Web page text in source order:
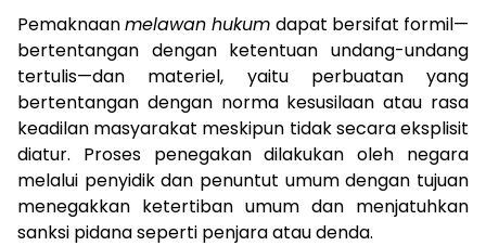
Pemaknaanmelawan hukum dapat bersifat formil—
bertentangan dengan ketentuan undang-undang
tertulis—dan materiel, yaitu perbuatan yang
bertentangan dengan norma kesusilaan atau rasa
keadilan masyarakat meskipun tidak secara eksplisit
diatur. Proses penegakan dilakukan oleh negara
melalui penyidik dan penuntut umum dengan tujuan
menegakkan ketertiban umum dan menjatuhkan
sanksi pidana seperti penjara atau denda.